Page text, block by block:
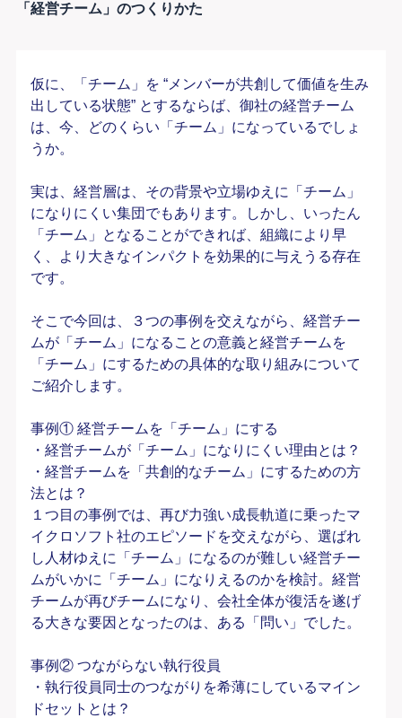
「経営チーム」のつくりかた
仮に、「チーム」を “メンバーが共創して価値を生み
出している状態” とするならば、御社の経営チーム
は、今、どのくらい「チーム」になっているでしょ
うか。
実は、経営層は、その背景や立場ゆえに「チーム」
になりにくい集団でもあります。しかし、いったん
「チーム」となることができれば、組織により早
く、より大きなインパクトを効果的に与えうる存在
です。
そこで今回は、３つの事例を交えながら、経営チー
ムが「チーム」になることの意義と経営チームを
「チーム」にするための具体的な取り組みについて
ご紹介します。
事例① 経営チームを「チーム」にする
・経営チームが「チーム」になりにくい理由とは？
・経営チームを「共創的なチーム」にするための方
法とは？
１つ目の事例では、再び力強い成長軌道に乗ったマ
イクロソフト社のエピソードを交えながら、選ばれ
し人材ゆえに「チーム」になるのが難しい経営チー
ムがいかに「チーム」になりえるのかを検討。経営
チームが再びチームになり、会社全体が復活を遂げ
る大きな要因となったのは、ある「問い」でした。
事例② つながらない執行役員
・執行役員同士のつながりを希薄にしているマイン
ドセットとは？